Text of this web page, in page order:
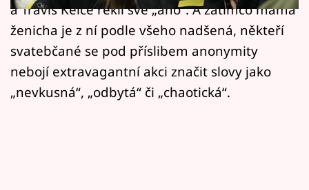
Pořady
Mámy sobě
Přihlášení
a Travis Kelce řekli své „ano“. A zatímco máma
ženicha je z ní podle všeho nadšená, někteří
svatebčané se pod příslibem anonymity
nebojí extravagantní akci značit slovy jako
„nevkusná“, „odbytá“ či „chaotická“.